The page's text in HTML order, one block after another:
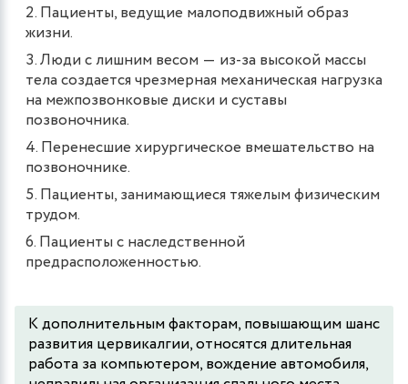
Пациенты, ведущие малоподвижный образ
жизни.
Люди с лишним весом ― из-за высокой массы
тела создается чрезмерная механическая нагрузка
на межпозвонковые диски и суставы
позвоночника.
Перенесшие хирургическое вмешательство на
позвоночнике.
Пациенты, занимающиеся тяжелым физическим
трудом.
Пациенты с наследственной
предрасположенностью.
К дополнительным факторам, повышающим шанс
развития цервикалгии, относятся длительная
работа за компьютером, вождение автомобиля,